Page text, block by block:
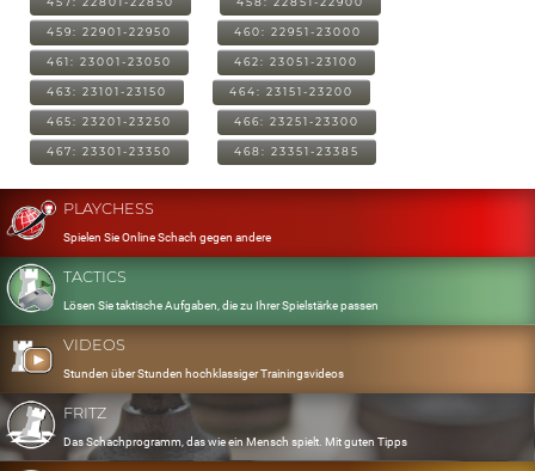
459: 22901-22950 460: 22951-23000
461: 23001-23050 462: 23051-23100
463: 23101-23150 464: 23151-23200
465: 23201-23250 466: 23251-23300
467: 23301-23350 468: 23351-23385
PLAYCHESS
Spielen Sie Online Schach gegen andere
TACTICS
Lösen Sie taktische Aufgaben, die zu Ihrer Spielstärke passen
VIDEOS
Stunden über Stunden hochklassiger Trainingsvideos
FRITZ
Das Schachprogramm, das wie ein Mensch spielt. Mit guten Tipps